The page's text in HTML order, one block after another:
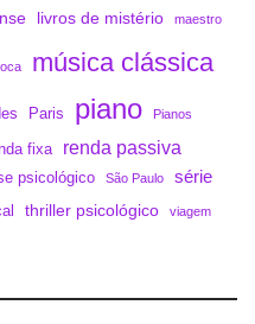
livros de mistério maestro
música clássica
Paris piano Pianos
fixa renda passiva
psicológico São Paulo série
thriller psicológico viagem